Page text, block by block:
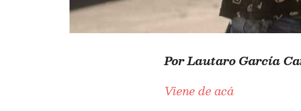
Por Lautaro García
Viene de acá